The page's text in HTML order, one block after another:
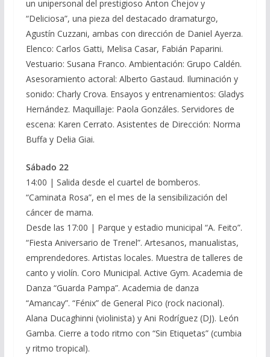
un unipersonal del prestigioso Anton Chejov y
“Deliciosa”, una pieza del destacado dramaturgo,
Agustín Cuzzani, ambas con dirección de Daniel Ayerza.
Elenco: Carlos Gatti, Melisa Casar, Fabián Paparini.
Vestuario: Susana Franco. Ambientación: Grupo Caldén.
Asesoramiento actoral: Alberto Gastaud. Iluminación y
sonido: Charly Crova. Ensayos y entrenamientos: Gladys
Hernández. Maquillaje: Paola Gonzáles. Servidores de
escena: Karen Cerrato. Asistentes de Dirección: Norma
Buffa y Delia Giai.
Sábado 22
14:00 | Salida desde el cuartel de bomberos.
“Caminata Rosa”, en el mes de la sensibilización del
cáncer de mama.
Desde las 17:00 | Parque y estadio municipal “A. Feito”.
“Fiesta Aniversario de Trenel”. Artesanos, manualistas,
emprendedores. Artistas locales. Muestra de talleres de
canto y violín. Coro Municipal. Active Gym. Academia de
Danza “Guarda Pampa”. Academia de danza
“Amancay”. “Fénix” de General Pico (rock nacional).
Alana Ducaghinni (violinista) y Ani Rodríguez (DJ). León
Gamba. Cierre a todo ritmo con “Sin Etiquetas” (cumbia
y ritmo tropical).